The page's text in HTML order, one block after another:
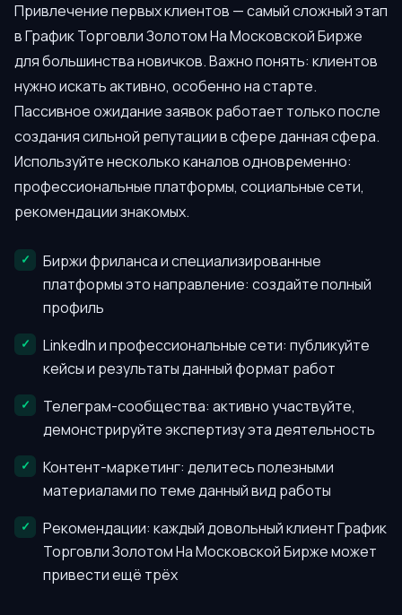
Привлечение первых клиентов — самый сложный этап
в График Торговли Золотом На Московской Бирже
для большинства новичков. Важно понять: клиентов
нужно искать активно, особенно на старте.
Пассивное ожидание заявок работает только после
создания сильной репутации в сфере данная сфера.
Используйте несколько каналов одновременно:
профессиональные платформы, социальные сети,
рекомендации знакомых.
Биржи фриланса и специализированные
платформы это направление: создайте полный
профиль
LinkedIn и профессиональные сети: публикуйте
кейсы и результаты данный формат работ
Телеграм-сообщества: активно участвуйте,
демонстрируйте экспертизу эта деятельность
Контент-маркетинг: делитесь полезными
материалами по теме данный вид работы
Рекомендации: каждый довольный клиент График
Торговли Золотом На Московской Бирже может
привести ещё трёх